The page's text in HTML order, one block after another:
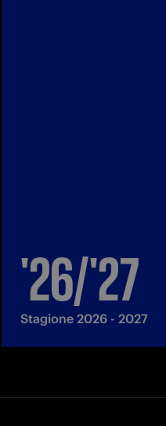
'26/'27
Stagione 2026 - 2027